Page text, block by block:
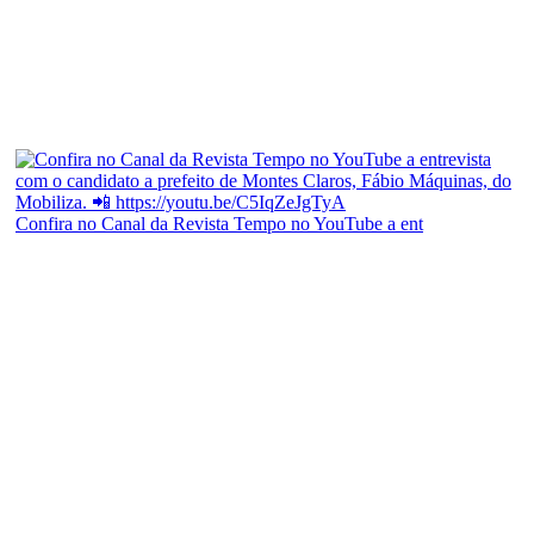
Confira no Canal da Revista Tempo no YouTube a ent